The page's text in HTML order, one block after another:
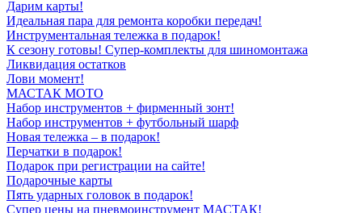
Дарим карты!
Идеальная пара для ремонта коробки передач!
Инструментальная тележка в подарок!
К сезону готовы! Супер-комплекты для шиномонтажа
Ликвидация остатков
Лови момент!
МАСТАК МОТО
Набор инструментов + фирменный зонт!
Набор инструментов + футбольный шарф
Новая тележка – в подарок!
Перчатки в подарок!
Подарок при регистрации на сайте!
Подарочные карты
Пять ударных головок в подарок!
Супер цены на пневмоинструмент МАСТАК!